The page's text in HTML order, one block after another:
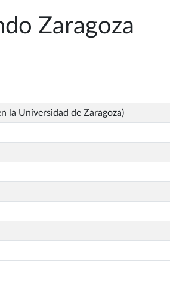
Zaragoza
la Universidad de Zaragoza)